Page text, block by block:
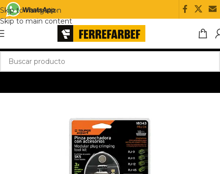
Skip to navigation
Skip to main content